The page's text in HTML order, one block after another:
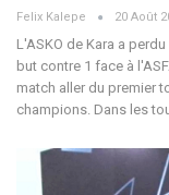
Felix Kalepe 20 Août
L'ASKO de Kara a
but contre 1 face à
match aller du premier
champions. Dans les